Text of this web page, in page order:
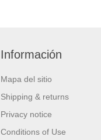
Información
Mapa del sitio
Shipping & returns
Privacy notice
Conditions of Use